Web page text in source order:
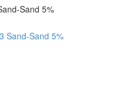
Sand 5%